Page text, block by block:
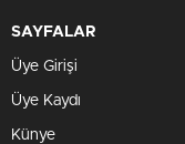
SAYFALAR
Üye Girişi
Üye Kaydı
Künye